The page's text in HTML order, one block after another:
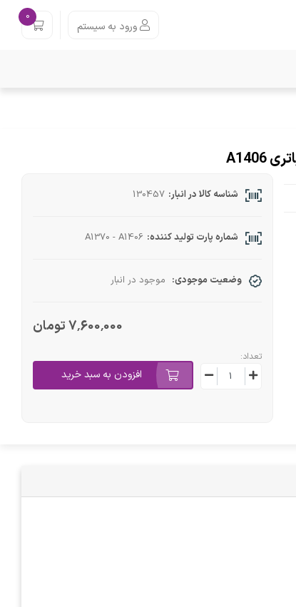
ورود به سیستم
0
شناسه کالا در انبار: 130457
شماره پارت تولید کننده: A1370 - A1406
وضعیت موجودی: موجود در انبار
7٬600٬000 تومان
تعداد:
افزودن به سبد خرید